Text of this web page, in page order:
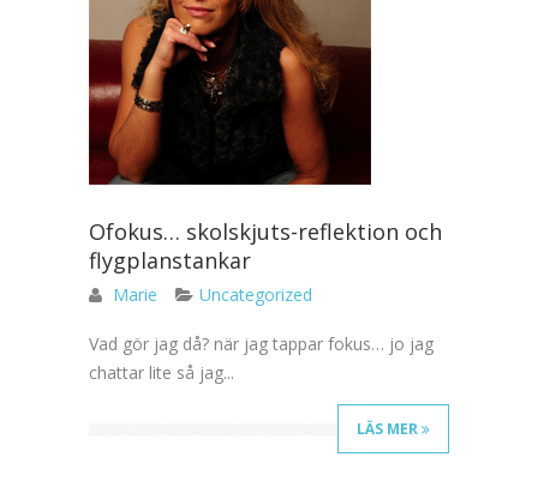
Ofokus… skolskjuts-reflektion och
flygplanstankar
Marie Uncategorized
Vad gör jag då? när jag tappar fokus… jo jag
chattar lite så jag...
LÄS MER